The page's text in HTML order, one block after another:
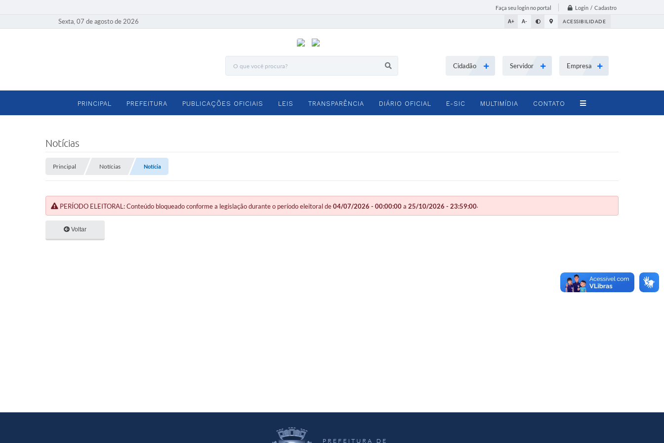
Faça seu login no portal Login / Cadastro
Sexta, 07 de agosto de 2026 A+ A- ACESSIBILIDADE
Cidadão Servidor Empresa
PRINCIPAL PREFEITURA PUBLICAÇÕES OFICIAIS LEIS TRANSPARÊNCIA DIÁRIO OFICIAL E-SIC MULTIMÍDIA CONTATO
Notícias
Principal Notícias Notícia
PERÍODO ELEITORAL: Conteúdo bloqueado conforme a legislação durante o período eleitoral de04/07/2026 - 00:00:00a 25/10/2026 - 23:59:00.
Voltar